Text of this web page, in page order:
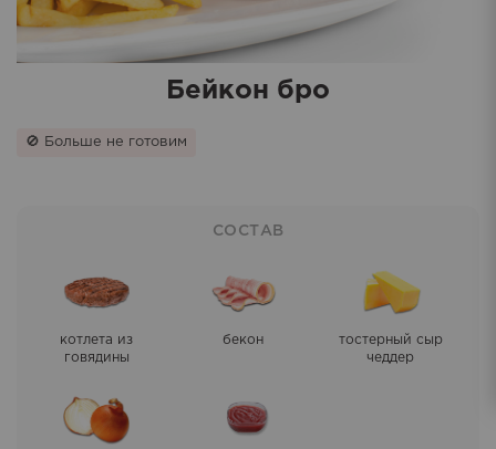
Бейкон бро
🚫 Больше не готовим
СОСТАВ
котлета из
говядины
бекон
тостерный сыр
чеддер